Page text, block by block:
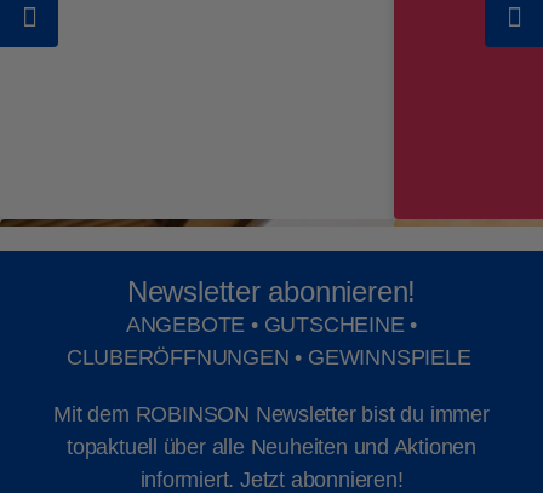
Newsletter abonnieren!
ANGEBOTE • GUTSCHEINE •
CLUBERÖFFNUNGEN • GEWINNSPIELE
Mit dem ROBINSON Newsletter bist du immer
topaktuell über alle Neuheiten und Aktionen
informiert. Jetzt abonnieren!